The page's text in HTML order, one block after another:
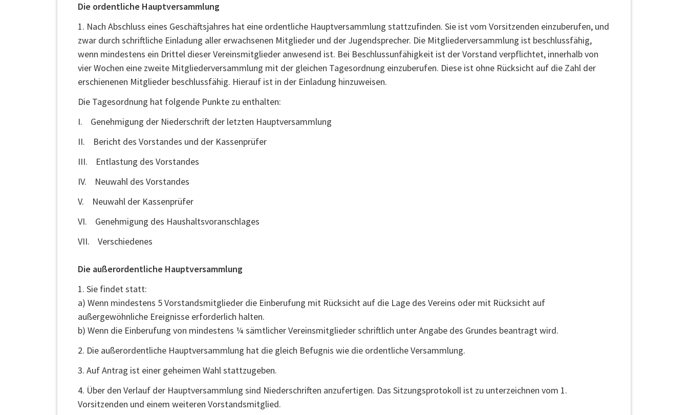
Die ordentliche Hauptversammlung
1. Nach Abschluss eines Geschäftsjahres hat eine ordentliche Hauptversammlung stattzufinden. Sie ist vom Vorsitzenden einzuberufen, und
zwar durch schriftliche Einladung aller erwachsenen Mitglieder und der Jugendsprecher. Die Mitgliederversammlung ist beschlussfähig,
wenn mindestens ein Drittel dieser Vereinsmitglieder anwesend ist. Bei Beschlussunfähigkeit ist der Vorstand verpflichtet, innerhalb von
vier Wochen eine zweite Mitgliederversammlung mit der gleichen Tagesordnung einzuberufen. Diese ist ohne Rücksicht auf die Zahl der
erschienenen Mitglieder beschlussfähig. Hierauf ist in der Einladung hinzuweisen.
Die Tagesordnung hat folgende Punkte zu enthalten:
I. Genehmigung der Niederschrift der letzten Hauptversammlung
II. Bericht des Vorstandes und der Kassenprüfer
III. Entlastung des Vorstandes
IV. Neuwahl des Vorstandes
V. Neuwahl der Kassenprüfer
VI. Genehmigung des Haushaltsvoranschlages
VII. Verschiedenes
Die außerordentliche Hauptversammlung
1. Sie findet statt:
a) Wenn mindestens 5 Vorstandsmitglieder die Einberufung mit Rücksicht auf die Lage des Vereins oder mit Rücksicht auf
außergewöhnliche Ereignisse erforderlich halten.
b) Wenn die Einberufung von mindestens ¼ sämtlicher Vereinsmitglieder schriftlich unter Angabe des Grundes beantragt wird.
2. Die außerordentliche Hauptversammlung hat die gleich Befugnis wie die ordentliche Versammlung.
3. Auf Antrag ist einer geheimen Wahl stattzugeben.
4. Über den Verlauf der Hauptversammlung sind Niederschriften anzufertigen. Das Sitzungsprotokoll ist zu unterzeichnen vom 1.
Vorsitzenden und einem weiteren Vorstandsmitglied.